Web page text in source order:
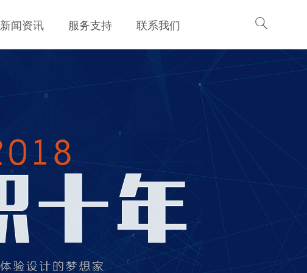
新闻资讯 服务支持 联系我们 